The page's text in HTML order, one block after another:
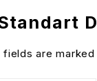
fields are marked